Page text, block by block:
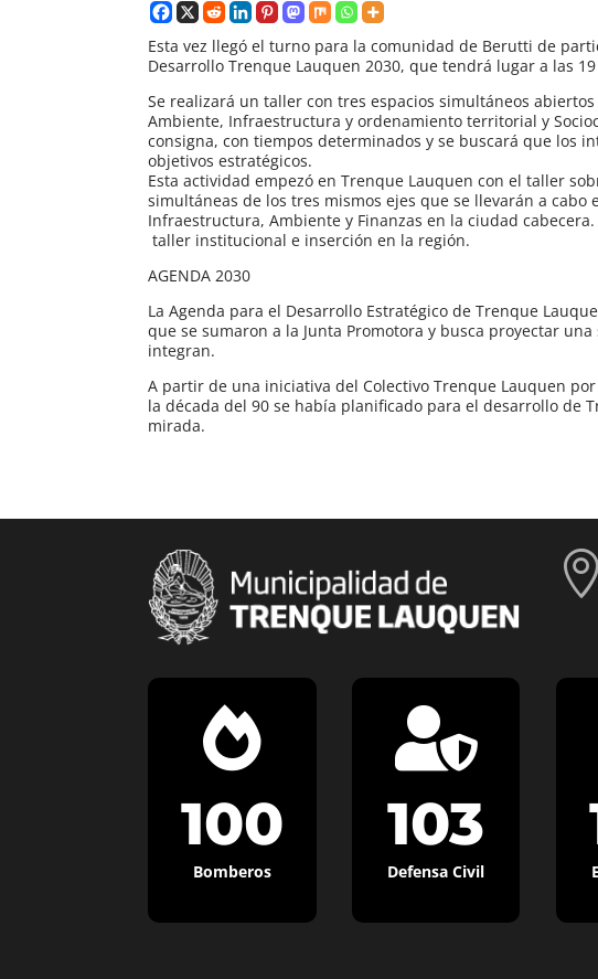
Esta vez llegó el turno para la comunidad de Berutti de
Desarrollo Trenque Lauquen 2030, que tendrá lugar a las
Se realizará un taller con tres espacios simultáneos
Ambiente, Infraestructura y ordenamiento territorial y
consigna, con tiempos determinados y se buscará que los
objetivos estratégicos.
Esta actividad empezó en Trenque Lauquen con el taller
simultáneas de los tres mismos ejes que se llevarán a
Infraestructura, Ambiente y Finanzas en la ciudad
taller institucional e inserción en la región.
AGENDA 2030
La Agenda para el Desarrollo Estratégico de Trenque
que se sumaron a la Junta Promotora y busca proyectar
integran.
A partir de una iniciativa del Colectivo Trenque Lauquen
la década del 90 se había planificado para el desarrollo de
mirada.


100
Bomberos

103
Defensa Civil